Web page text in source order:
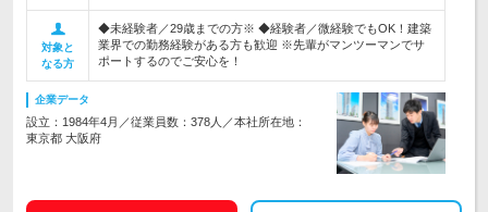
対象と
なる方
◆未経験者／29歳までの方※ ◆経験者／微経験でもOK！建築
業界での勤務経験がある方も歓迎 ※先輩がマンツーマンでサ
ポートするのでご安心を！
企業データ
設立：1984年4月／従業員数：378人／本社所在地：
東京都 大阪府